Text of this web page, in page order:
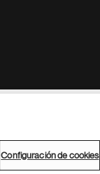
Configuración de cookies